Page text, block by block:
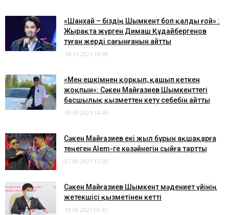
«Шанхай – біздің Шымкент боп қалды ғой» :
Жырақта жүрген Димаш Құдайбергенов
туған жерді сағынғанын айтты
18.11.2021 18:08
«Мен ешкімнен қорқып, қашып кеткен
жоқпын»: Сәкен Майғазиев Шымкенттегі
басшылық қызметтен кету себебін айтты
09.09.2021 14:45
Сәкен Майғазиев екі жыл бұрын ақшақарға
теңеген Аlem-ге көзәйнегін сыйға тартты
07.09.2021 17:20
Сәкен Майғазиев Шымкент мәдениет үйінің
жетекшісі қызметінен кетті
19.08.2021 09:41